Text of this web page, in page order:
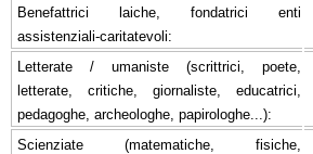
Benefattrici laiche, fondatrici enti
assistenziali-caritatevoli:
Letterate / umaniste (scrittrici, poete,
letterate, critiche, giornaliste, educatrici,
pedagoghe, archeologhe, papirologhe...):
Scienziate (matematiche, fisiche,